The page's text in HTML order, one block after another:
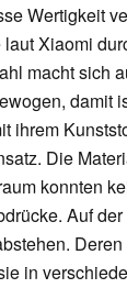
Wertigkeit
Xiaomi
macht sich
damit
ihrem
Die
konnten
Auf
in